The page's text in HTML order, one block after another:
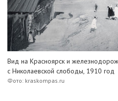
Вид на Красноярск и
с Николаевской слободы, 1910 год
Фото: kraskompas.ru